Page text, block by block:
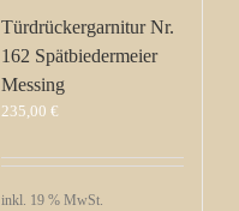
Türdrückergarnitur Nr.
162 Spätbiedermeier
Messing
235,00 €
inkl. 19 % MwSt.